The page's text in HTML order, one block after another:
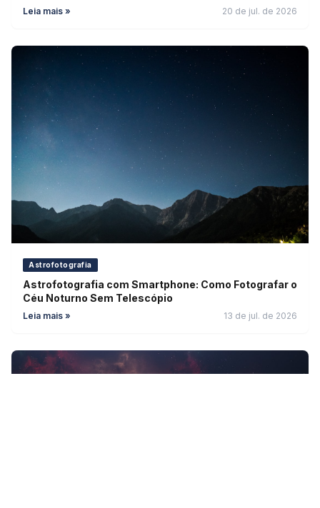
Leia mais » 20 de jul. de 2026
Astrofotografia
Astrofotografia com Smartphone: Como Fotografar o
Céu Noturno Sem Telescópio
Leia mais » 13 de jul. de 2026